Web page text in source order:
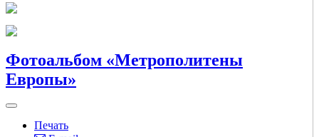
Фотоальбом «Метрополитены
Европы»
Печать